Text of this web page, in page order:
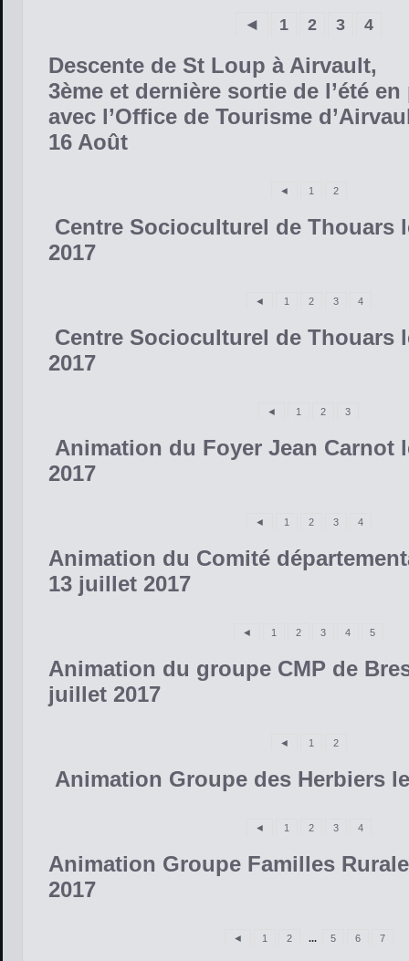
◄ 1 2 3 4
Descente de St Loup à Airvault,
3ème et dernière sortie de l’été
avec l’Office de Tourisme
16 Août
◄ 1 2
Centre Socioculturel de Thouars
2017
◄ 1 2 3 4
Centre Socioculturel de Thouars
2017
◄ 1 2 3
Animation du Foyer Jean Carnot
2017
◄ 1 2 3 4
Animation du Comité
13 juillet 2017
◄ 1 2 3 4 5
Animation du groupe CMP de
juillet 2017
◄ 1 2
Animation Groupe des Herbiers
◄ 1 2 3 4
Animation Groupe Familles
2017
◄ 1 2 ... 5 6 7